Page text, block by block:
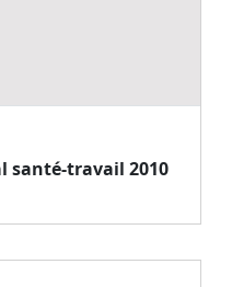
santé-travail 2010